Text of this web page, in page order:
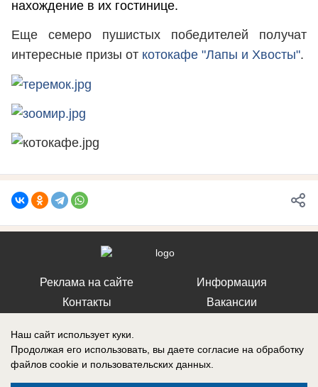
нахождение в их гостинице.
Еще семеро пушистых победителей получат
интересные призы от котокафе "Лапы и Хвосты".
Реклама на сайте
Контакты
Информация
Вакансии
Наш сайт использует куки.
Продолжая его использовать, вы даете согласие на обработку
файлов cookie и пользовательских данных.